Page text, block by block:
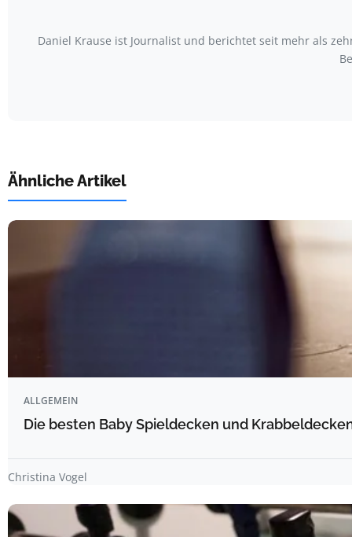
Daniel Krause ist Journalist und berichtet seit mehr als
Ähnliche Artikel
ALLGEMEIN
Die besten Baby Spieldecken und
Christina Vogel